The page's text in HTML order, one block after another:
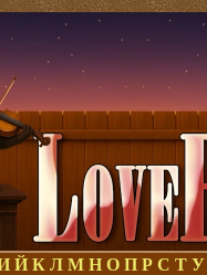
Й К Л М Н О П Р С Т У